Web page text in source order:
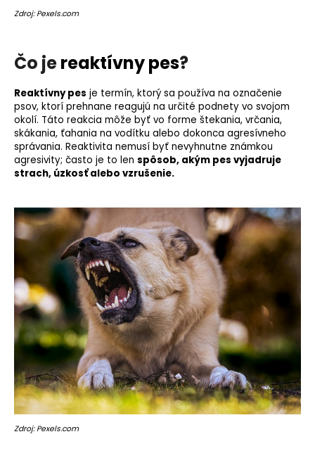
Zdroj: Pexels.com
Čo jereaktívny pes?
Reaktívny pes je termín, ktorý sa používa na označenie
psov, ktorí prehnane reagujú na určité podnety vo svojom
okolí. Táto reakcia môže byť vo forme štekania, vrčania,
skákania, ťahania na vodítku alebo dokonca agresívneho
správania. Reaktivita nemusí byť nevyhnutne známkou
agresivity; často je to len spôsob, akým pes vyjadruje
strach, úzkosťalebo vzrušenie.
Zdroj: Pexels.com
e